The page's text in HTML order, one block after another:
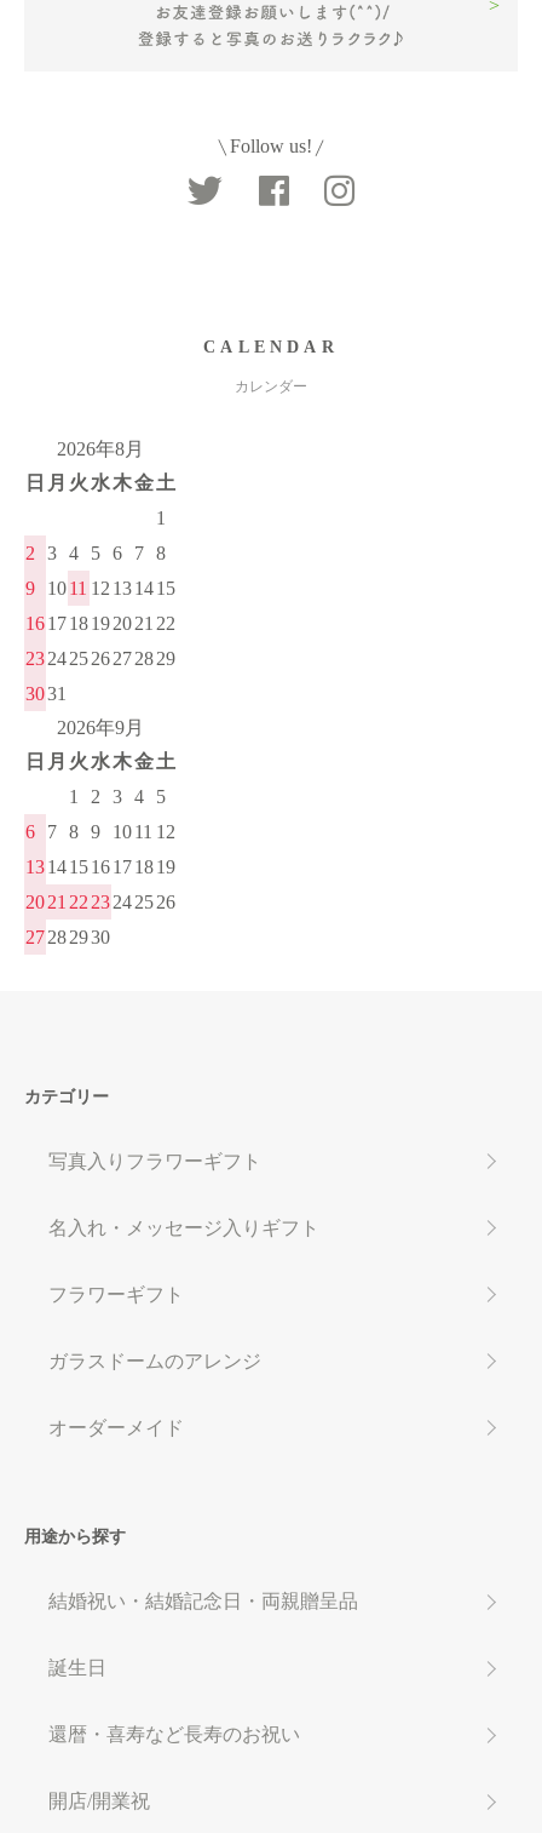
Follow us!
CALENDAR
カレンダー
2026年8月
日 月 火 水木金土
1
2
3 4 5 6 7 8
9
1011 12 131415
161718192021 22
23242526272829
3031
2026年9月
日 月 火 水木金土
1
2 3 4
5
6
7 8 9 1011 12
13141516171819
2021 22 23242526
27282930
カテゴリー
写真入りフラワーギフト
名入れ・メッセージ入りギフト
フラワーギフト
ガラスドームのアレンジ
オーダーメイド
用途から探す
結婚祝い・結婚記念日・両親贈呈品
誕生日
還暦・喜寿など長寿のお祝い
開店/開業祝